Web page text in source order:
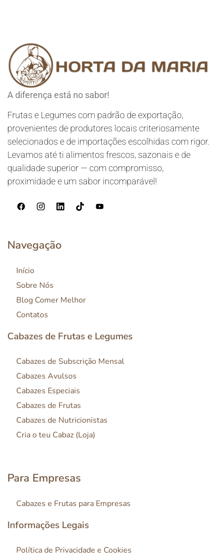
A diferença está no sabor!
Frutas e Legumes com padrão de exportação,
provenientes de produtores locais criteriosamente
selecionados e de importações escolhidas com rigor.
Levamos até ti alimentos frescos, sazonais e de
qualidade superior — com compromisso,
proximidade e um sabor incomparável!
Navegação
Início
Sobre Nós
Blog Comer Melhor
Contatos
Cabazes de Frutas e Legumes
Cabazes de Subscrição Mensal
Cabazes Avulsos
Cabazes Especiais
Cabazes de Frutas
Cabazes de Nutricionistas
Cria o teu Cabaz (Loja)
Para Empresas
Cabazes e Frutas para Empresas
Informações Legais
Política de Privacidade e Cookies